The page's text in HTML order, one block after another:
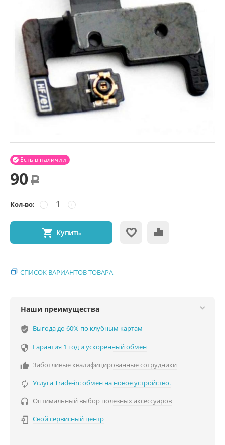
Есть в наличии

90 Р
Кол-во: +
−
Купить
СПИСОК ВАРИАНТОВ ТОВАРА
Наши преимущества
verified_user Выгода до 60% по клубным картам
 Гарантия 1 год и ускоренный обмен
 Заботливые квалифицированные сотрудники
 Услуга Trade-in: обмен на новое устройство.
 Оптимальный выбор полезных аксессуаров
 Свой сервисный центр